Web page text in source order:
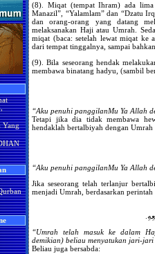
Yang
(8). Miqat (tempat Ihram) ada
Manazil”, “Yalamlam” dan “Dzatu
dan orang-orang yang datang
melaksanakan Haji atau Umrah.
miqat (baca: setelah lewat miqat ke
dari tempat tinggalnya, sampai
(9). Bila seseorang hendak
membawa binatang hadyu, (sambil
“Aku penuhi panggilanMu Ya Allah
Tetapi jika dia tidak membawa
hendaklah bertalbiyah dengan
“Aku penuhi panggilanMu Ya Allah
Jika seseorang telah terlanjur
menjadi Umrah, berdasarkan
“Umrah telah masuk ke dalam
demikian) beliau menyatukan jari-
Beliau juga bersabda: